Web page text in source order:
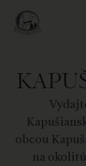
obcou
na